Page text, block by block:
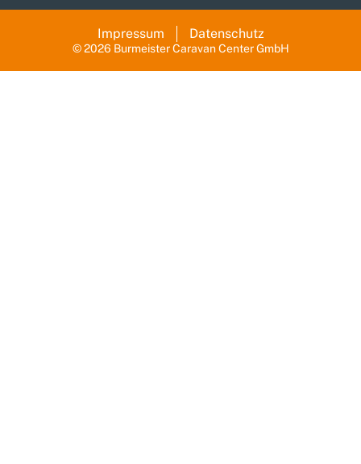
© 2026 Burmeister Caravan Center GmbH
Impressum Datenschutz